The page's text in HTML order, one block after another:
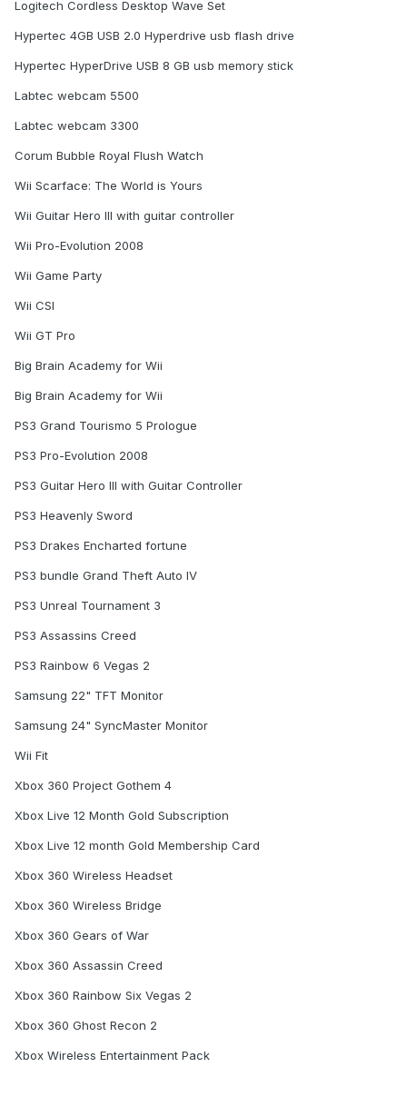
Logitech Cordless Desktop Wave Set
Hypertec 4GB USB 2.0 Hyperdrive usb flash drive
Hypertec HyperDrive USB 8 GB usb memory stick
Labtec webcam 5500
Labtec webcam 3300
Corum Bubble Royal Flush Watch
Wii Scarface: The World is Yours
Wii Guitar Hero III with guitar controller
Wii Pro-Evolution 2008
Wii Game Party
Wii CSI
Wii GT Pro
Big Brain Academy for Wii
Big Brain Academy for Wii
PS3 Grand Tourismo 5 Prologue
PS3 Pro-Evolution 2008
PS3 Guitar Hero III with Guitar Controller
PS3 Heavenly Sword
PS3 Drakes Encharted fortune
PS3 bundle Grand Theft Auto IV
PS3 Unreal Tournament 3
PS3 Assassins Creed
PS3 Rainbow 6 Vegas 2
Samsung 22" TFT Monitor
Samsung 24" SyncMaster Monitor
Wii Fit
Xbox 360 Project Gothem 4
Xbox Live 12 Month Gold Subscription
Xbox Live 12 month Gold Membership Card
Xbox 360 Wireless Headset
Xbox 360 Wireless Bridge
Xbox 360 Gears of War
Xbox 360 Assassin Creed
Xbox 360 Rainbow Six Vegas 2
Xbox 360 Ghost Recon 2
Xbox Wireless Entertainment Pack